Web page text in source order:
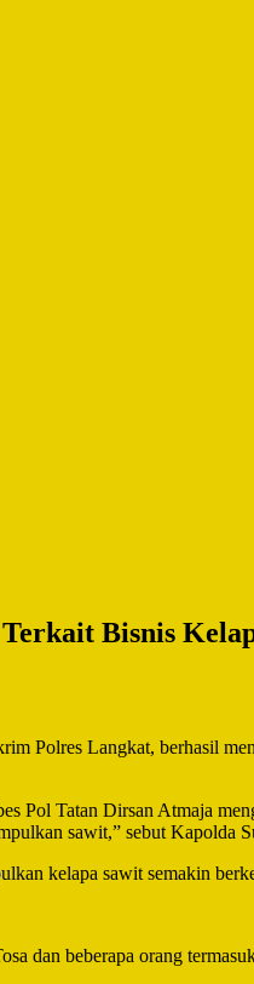
Bisnis
Polres Langkat, berhasil
Tatan Dirsan Atmaja
sawit,” sebut Kapolda
kelapa sawit semakin
dan beberapa orang